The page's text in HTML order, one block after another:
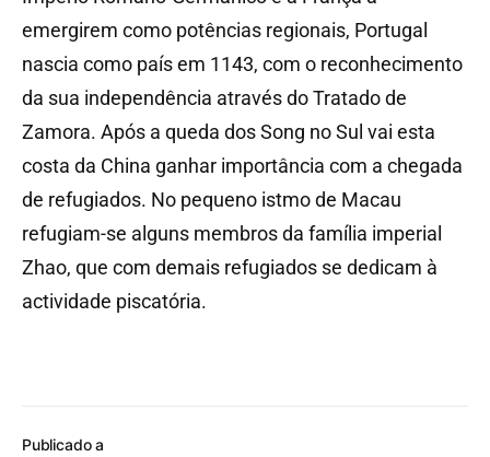
Publicado a
emergirem como potências regionais, Portugal
nascia como país em 1143, com o reconhecimento
da sua independência através doTratado de
Zamora. Após a queda dos Song no Sul vai esta
costa da China ganhar importância com a chegada
de refugiados. No pequeno istmo de Macau
refugiam-se alguns membros da família imperial
Zhao, que com demais refugiados se dedicam à
actividade piscatória.